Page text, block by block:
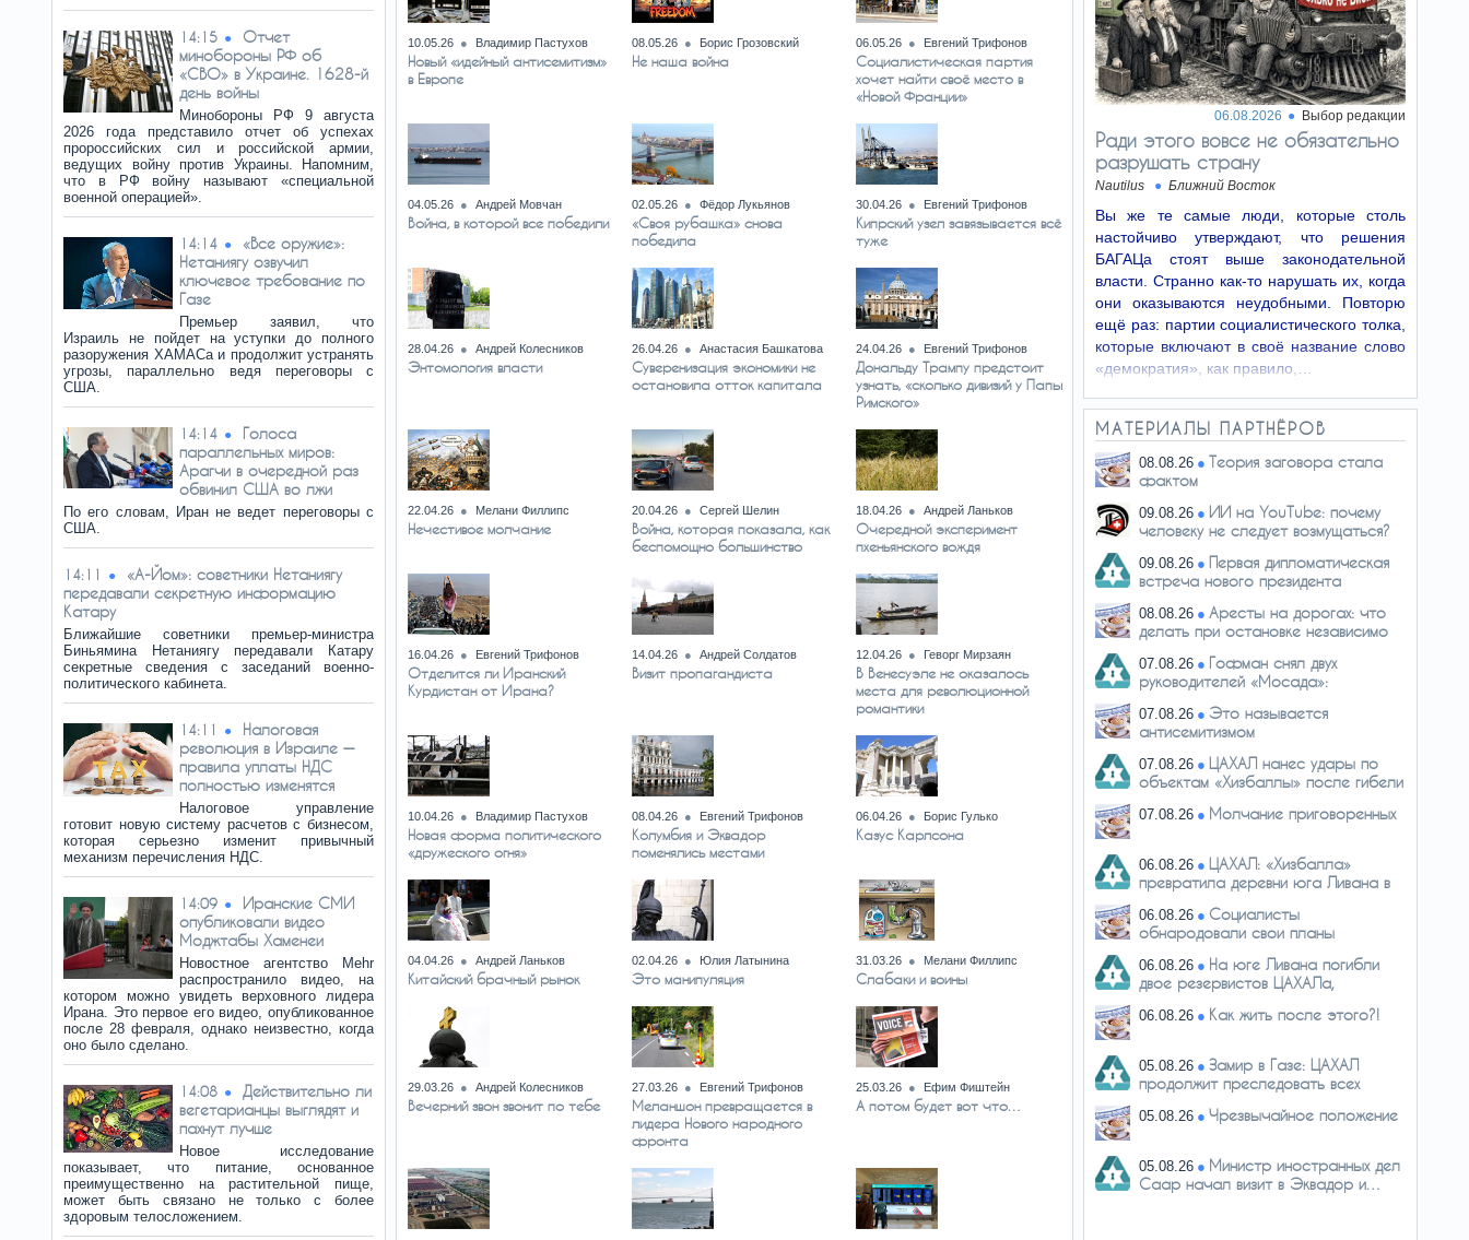
14:15
Отчет
минобороны РФ об
«СВО» в Украине. 1628-й
день войны
Минобороны РФ 9 августа
2026 года представило отчет об успехах
пророссийских сил и российской армии,
ведущих войну против Украины. Напомним,
что в РФ войну называют «специальной
военной операцией».
14:14
«Все оружие»:
Нетаниягу озвучил
ключевое требование по
Газе
Премьер заявил, что
Израиль не пойдет на уступки до полного
разоружения ХАМАСа и продолжит устранять
угрозы, параллельно ведя переговоры с
США.
14:14
Голоса
параллельных миров:
Арагчи в очередной раз
обвинил США во лжи
По его словам, Иран не ведет переговоры с
США.
14:11
«А-Йом»: советники Нетаниягу
передавали секретную информацию
Катару
Ближайшие советники премьер-министра
Биньямина Нетаниягу передавали Катару
секретные сведения с заседаний военно-
политического кабинета.
14:11
Налоговая
революция в Израиле —
правила уплаты НДС
полностью изменятся
Налоговое управление
готовит новую систему расчетов с бизнесом,
которая серьезно изменит привычный
механизм перечисления НДС.
14:09
Иранские СМИ
опубликовали видео
Моджтабы Хаменеи
Новостное агентство Mehr
распространило видео, на
котором можно увидеть верховного лидера
Ирана. Это первое его видео, опубликованное
после 28 февраля, однако неизвестно, когда
оно было сделано.
14:08
Действительно ли
вегетарианцы выглядят и
пахнут лучше
Новое исследование
показывает, что питание, основанное
преимущественно на растительной пище,
может быть связано не только с более
здоровым телосложением.
10.05.26 Владимир Пастухов
Новый «идейный антисемитизм»
в Европе
08.05.26 Борис Грозовский
Не наша война
06.05.26 Евгений Трифонов
Социалистическая партия
хочет найти своё место в
«Новой Франции»
04.05.26 Андрей Мовчан
Война, в которой все победили
02.05.26 Фёдор Лукьянов
«Своя рубашка» снова
победила
30.04.26 Евгений Трифонов
Кипрский узел завязывается всё
туже
28.04.26 Андрей Колесников
Энтомология власти
26.04.26 Анастасия Башкатова
Суверенизация экономики не
остановила отток капитала
24.04.26 Евгений Трифонов
Дональду Трампу предстоит
узнать, «сколько дивизий у Папы
Римского»
22.04.26 Мелани Филлипс
Нечестивое молчание
20.04.26 Сергей Шелин
Война, которая показала, как
беспомощно большинство
18.04.26 Андрей Ланьков
Очередной эксперимент
пхеньянского вождя
16.04.26 Евгений Трифонов
Отделится ли Иранский
Курдистан от Ирана?
14.04.26 Андрей Солдатов
Визит пропагандиста
12.04.26 Геворг Мирзаян
В Венесуэле не оказалось
места для революционной
романтики
10.04.26 Владимир Пастухов
Новая форма политического
«дружеского огня»
08.04.26 Евгений Трифонов
Колумбия и Эквадор
поменялись местами
06.04.26 Борис Гулько
Казус Карлсона
04.04.26 Андрей Ланьков
Китайский брачный рынок
02.04.26 Юлия Латынина
Это манипуляция
31.03.26 Мелани Филлипс
Слабаки и воины
29.03.26 Андрей Колесников
Вечерний звон звонит по тебе
27.03.26 Евгений Трифонов
Меланшон превращается в
лидера Нового народного
фронта
25.03.26 Ефим Фиштейн
А потом будет вот что…
06.08.2026 Выбор редакции
Ради этого вовсе не обязательно
разрушать страну
Nautilus Ближний Восток
Вы же те самые люди, которые столь
настойчиво утверждают, что решения
БАГАЦа стоят выше законодательной
власти. Странно как-то нарушать их, когда
они оказываются неудобными. Повторю
ещё раз: партии социалистического толка,
которые включают в своё название слово
«демократия», как правило,…
МАТЕРИАЛЫ ПАРТНЁРОВ
08.08.26
Теория заговора стала
фактом
09.08.26
ИИ на YouTube: почему
человеку не следует возмущаться?
09.08.26
Первая дипломатическая
встреча нового президента
Колумбии -…
08.08.26
Аресты на дорогах: что
делать при остановке независимо
от…
07.08.26
Гофман снял двух
руководителей «Мосада»:
перестановки…
07.08.26
Это называется
антисемитизмом
07.08.26
ЦАХАЛ нанес удары по
объектам «Хизбаллы» после гибели
двух…
07.08.26 Молчание приговоренных
06.08.26
ЦАХАЛ: «Хизбалла»
превратила деревни юга Ливана в
сеть…
06.08.26
Социалисты
обнародовали свои планы
06.08.26
На юге Ливана погибли
двое резервистов ЦАХАЛа,
четверо…
06.08.26 Как жить после этого?!
05.08.26
Замир в Газе: ЦАХАЛ
продолжит преследовать всех
причастных…
05.08.26 Чрезвычайное положение
05.08.26
Министр иностранных дел
Саар начал визит в Эквадор и…